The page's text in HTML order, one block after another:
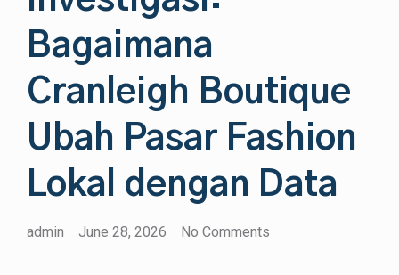
Bagaimana
Cranleigh Boutique
Ubah Pasar Fashion
Lokal dengan Data
admin June 28, 2026 No Comments